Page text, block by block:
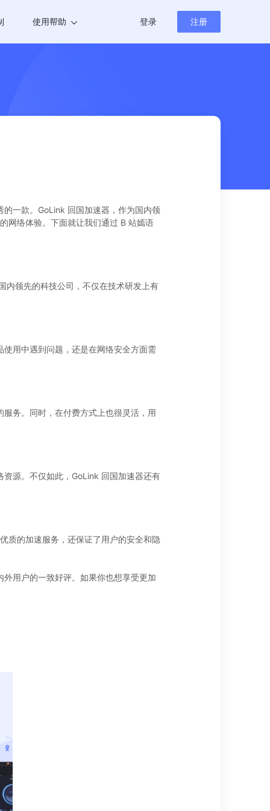
使用帮助 登录 注册
一款。GoLink 回国加速器，作为国内领
网络体验。下面就让我们通过 B 站嫣语
内领先的科技公司，不仅在技术研发上有
用中遇到问题，还是在网络安全方面需
务。同时，在付费方式上也很灵活，用
源。不仅如此，GoLink 回国加速器还有
质的加速服务，还保证了用户的安全和隐
用户的一致好评。如果你也想享受更加